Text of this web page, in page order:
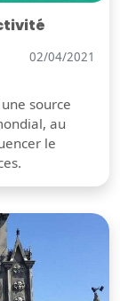
02/04/2021
source
au
le